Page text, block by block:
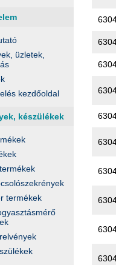
üzletek,
kezdőoldal
készülékek
termékek